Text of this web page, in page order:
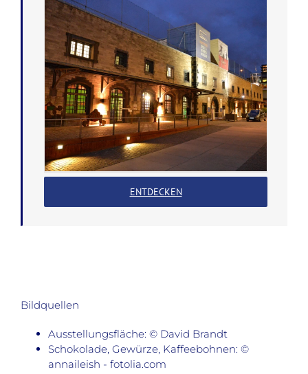
ENTDECKEN
Bildquellen
Ausstellungsfläche: © David Brandt
Schokolade, Gewürze, Kaffeebohnen: ©
annaileish - fotolia.com